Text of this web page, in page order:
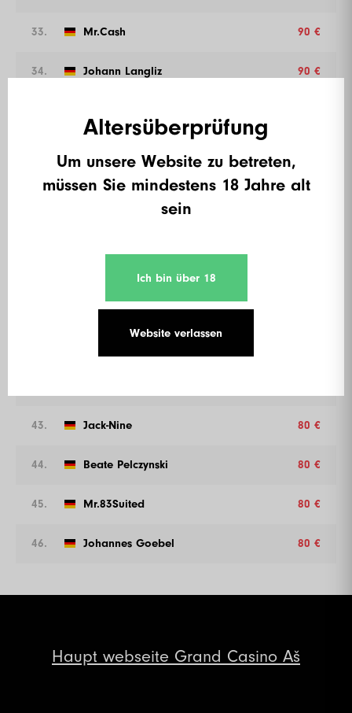
33. Mr.Cash 90 €
34. Johann Langliz 90 €
37. Dimitri Wilhelm 80 €
Endbestrafer
43. Jack-Nine 80 €
44. Beate Pelczynski 80 €
45. Mr.83Suited 80 €
46. Johannes Goebel 80 €
Haupt webseite Grand Casino Aš
Altersüberprüfung
Um unsere Website zu betreten,
müssen Sie mindestens 18 Jahre alt
sein
Ich bin über 18
Website verlassen